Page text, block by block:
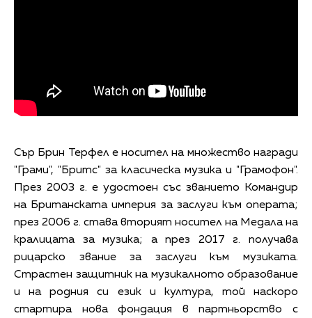
Сър Брин Терфел е носител на множество награди
"Грами", "Бритс" за класическа музика и "Грамофон".
През 2003 г. е удостоен със званието Командир
на Британската империя за заслуги към операта;
през 2006 г. става вторият носител на Медала на
кралицата за музика; а през 2017 г. получава
рицарско звание за заслуги към музиката.
Страстен защитник на музикалното образование
и на родния си език и култура, той наскоро
стартира нова фондация в партньорство с